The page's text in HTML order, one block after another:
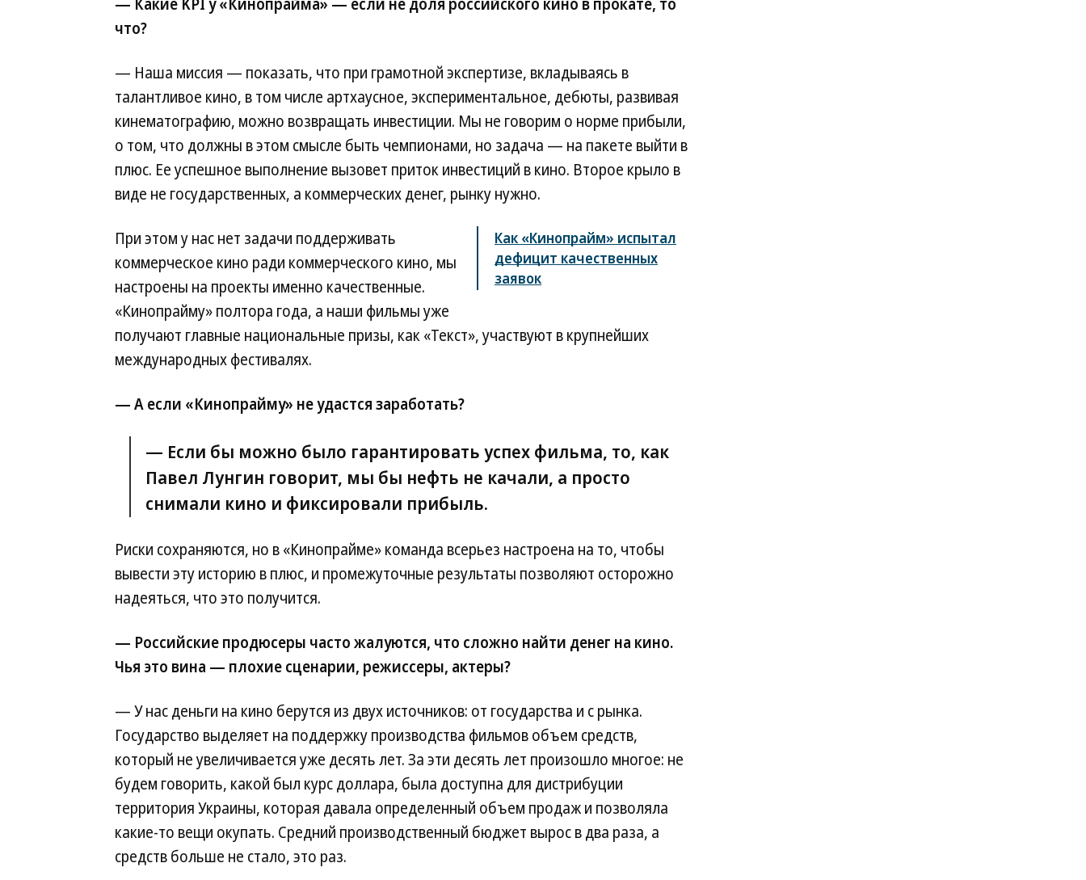
что?
— Наша миссия — показать, что при грамотной экспертизе, вкладываясь в
талантливое кино, в том числе артхаусное, экспериментальное, дебюты, развивая
кинематографию, можно возвращать инвестиции. Мы не говорим о норме прибыли,
о том, что должны в этом смысле быть чемпионами, но задача — на пакете выйти в
плюс. Ее успешное выполнение вызовет приток инвестиций в кино. Второе крыло в
виде не государственных, а коммерческих денег, рынку нужно.
Как «Кинопрайм» испытал
дефицит качественных
заявок
При этом у нас нет задачи поддерживать
коммерческое кино ради коммерческого кино, мы
настроены на проекты именно качественные.
«Кинопрайму» полтора года, а наши фильмы уже
получают главные национальные призы, как «Текст», участвуют в крупнейших
международных фестивалях.
— А если «Кинопрайму» не удастся заработать?
— Если бы можно было гарантировать успех фильма, то, как
Павел Лунгин говорит, мы бы нефть не качали, а просто
снимали кино и фиксировали прибыль.
Риски сохраняются, но в «Кинопрайме» команда всерьез настроена на то, чтобы
вывести эту историю в плюс, и промежуточные результаты позволяют осторожно
надеяться, что это получится.
— Российские продюсеры часто жалуются, что сложно найти денег на кино.
Чья это вина — плохие сценарии, режиссеры, актеры?
— У нас деньги на кино берутся из двух источников: от государства и с рынка.
Государство выделяет на поддержку производства фильмов объем средств,
который не увеличивается уже десять лет. За эти десять лет произошло многое: не
будем говорить, какой был курс доллара, была доступна для дистрибуции
территория Украины, которая давала определенный объем продаж и позволяла
какие-то вещи окупать. Средний производственный бюджет вырос в два раза, а
средств больше не стало, это раз.